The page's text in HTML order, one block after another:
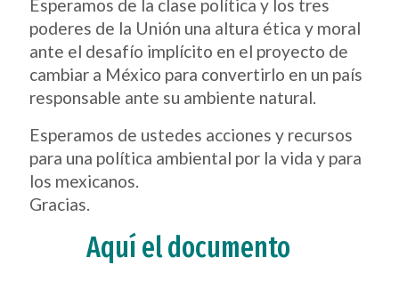
Esperamos de la clase política y los tres
poderes de la Unión una altura ética y moral
ante el desafío implícito en el proyecto de
cambiar a México para convertirlo en un país
responsable ante su ambiente natural.
Esperamos de ustedes acciones y recursos
para una política ambiental por la vida y para
los mexicanos.
Gracias.
Aquí el documento